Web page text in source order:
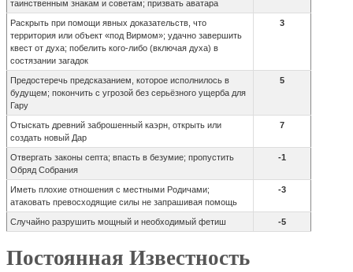
таинственным знакам и советам; призвать аватара
Раскрыть при помощи явных доказательств, что
территория или объект «под Вирмом»; удачно завершить
квест от духа; побелить кого-либо (включая духа) в
состязании загадок
3
Предостеречь предсказанием, которое исполнилось в
будущем; покончить с угрозой без серьёзного ущерба для
Гару
5
Отыскать древний заброшенный каэрн, открыть или
создать новый Дар
7
Отвергать законы септа; впасть в безумие; пропустить
Обряд Собрания
-1
Иметь плохие отношения с местными Родичами;
атаковать превосходящие силы не запрашивая помощь
-3
Случайно разрушить мощный и необходимый фетиш -5
Постоянная Известность